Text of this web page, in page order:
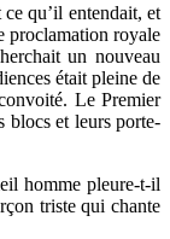
qu’il entendait, et
proclamation royale
un nouveau
était pleine de
Le Premier
blocs et leurs porte-
homme pleure-t-il
triste qui chante